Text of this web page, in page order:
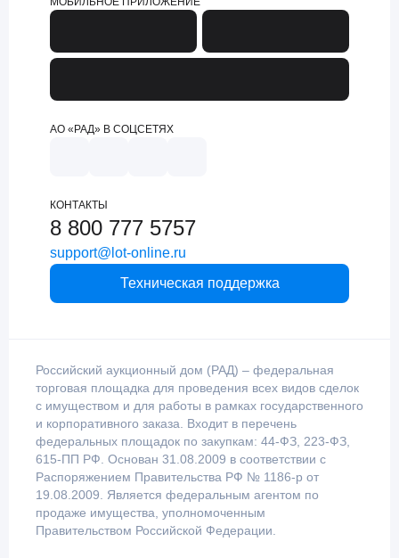
АО «РАД» В СОЦСЕТЯХ
КОНТАКТЫ
8 800 777 5757
support@lot-online.ru
Техническая поддержка
Российский аукционный дом (РАД) – федеральная
торговая площадка для проведения всех видов сделок
с имуществом и для работы в рамках государственного
и корпоративного заказа. Входит в перечень
федеральных площадок по закупкам: 44-ФЗ, 223-ФЗ,
615-ПП РФ. Основан 31.08.2009 в соответствии с
Распоряжением Правительства РФ № 1186-р от
19.08.2009. Является федеральным агентом по
продаже имущества, уполномоченным
Правительством Российской Федерации.